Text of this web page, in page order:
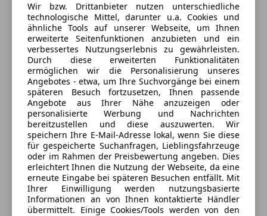
Wir kaufen auch Ihr altes Auto ab
Ankauf/Verkauf/Tausch/Vermittlung
Die Öffnungszeiten sind Mo - Fr von 8 - 18 Uhr und
Samstag von 8 - 15 Uhr
Sonntags NUR nach Terminvereinbarung
Irrtümer, Eingabefehler und Zwischenverkauf
vorbehalten
Bei weiteren Fragen einfach anrufen
Verkäufer Händler
R.M.T.Z. Autohandel e.U.
Anbieter auf AutoScout24 seit 2024
Mo-Fr 8-18 uhr
Geschlossen
Öffnet um 8:00 Mo.
Industriestraße 7,
2601 Sollenau, AT
Kontakt
Rene Stach
Wir bzw. Drittanbieter nutzen unterschiedliche
technologische Mittel, darunter u.a. Cookies und
ähnliche Tools auf unserer Webseite, um Ihnen
erweiterte Seitenfunktionen anzubieten und ein
verbessertes Nutzungserlebnis zu gewährleisten.
Durch diese erweiterten Funktionalitäten
ermöglichen wir die Personalisierung unseres
Angebotes - etwa, um Ihre Suchvorgänge bei einem
späteren Besuch fortzusetzen, Ihnen passende
Angebote aus Ihrer Nähe anzuzeigen oder
personalisierte Werbung und Nachrichten
bereitzustellen und diese auszuwerten. Wir
speichern Ihre E-Mail-Adresse lokal, wenn Sie diese
für gespeicherte Suchanfragen, Lieblingsfahrzeuge
oder im Rahmen der Preisbewertung angeben. Dies
erleichtert Ihnen die Nutzung der Webseite, da eine
erneute Eingabe bei späteren Besuchen entfällt. Mit
Ihrer Einwilligung werden nutzungsbasierte
Informationen an von Ihnen kontaktierte Händler
übermittelt. Einige Cookies/Tools werden von den